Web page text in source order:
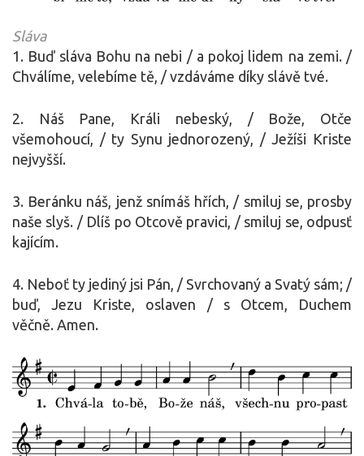
Sláva
1. Buď sláva Bohu na nebi / a pokoj lidem na zemi. /
Chválíme, velebíme tě, / vzdáváme díky slávě tvé.
2. Náš Pane, Králi nebeský, / Bože, Otče
všemohoucí, / ty Synu jednorozený, / Ježíši Kriste
nejvyšší.
3. Beránku náš, jenž snímáš hřích, / smiluj se, prosby
naše slyš. / Dlíš po Otcově pravici, / smiluj se, odpusť
kajícím.
4. Neboť ty jediný jsi Pán, / Svrchovaný a Svatý sám; /
buď, Jezu Kriste, oslaven / s Otcem, Duchem
věčně. Amen.